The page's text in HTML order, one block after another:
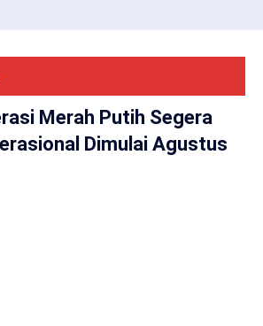
Merah Putih Segera
Dimulai Agustus